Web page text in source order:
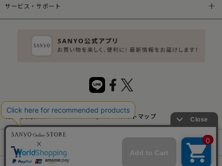
サービス・サポート
特定商取引法について サイトマップ
サイトポリシー プライバシーポリシー